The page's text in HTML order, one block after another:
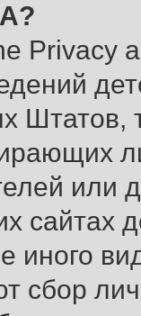
Privacy
Штатов,
или
сайтах
иного
сбор